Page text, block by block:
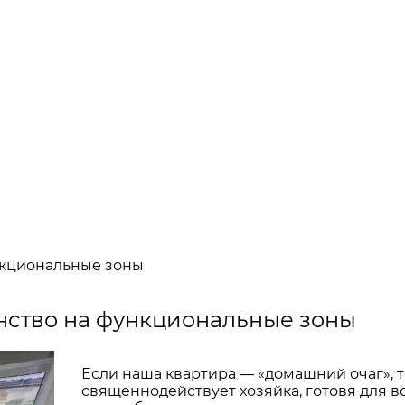
зоны
на функциональные зоны
Если наша квартира — «домашний очаг»,
священнодействует хозяйка, готовя для